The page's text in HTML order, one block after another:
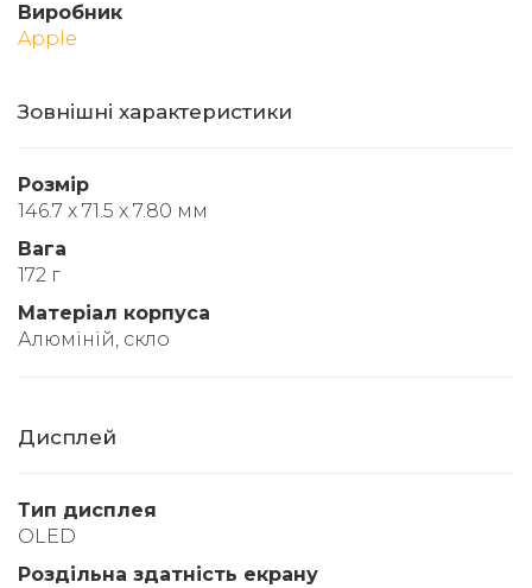
Виробник
Apple
Зовнішні характеристики
Розмір
146.7 x 71.5 x 7.80 мм
Вага
172 г
Матеріал корпуса
Алюміній, скло
Дисплей
Тип дисплея
OLED
Роздільна здатність екрану